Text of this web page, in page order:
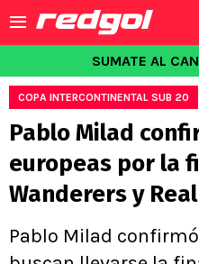
SUMATE AL
COPA INTERCONTINENTAL SUB 20
Pablo Milad
europeas por la
Wanderers y
Pablo Milad